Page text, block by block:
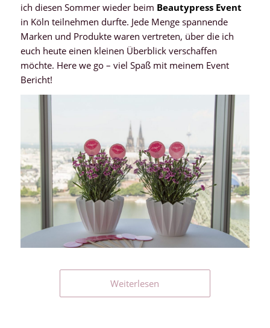
ich diesen Sommer wieder beim Beautypress Event
in Köln teilnehmen durfte. Jede Menge spannende
Marken und Produkte waren vertreten, über die ich
euch heute einen kleinen Überblick verschaffen
möchte. Here we go – viel Spaß mit meinem Event
Bericht!
Weiterlesen